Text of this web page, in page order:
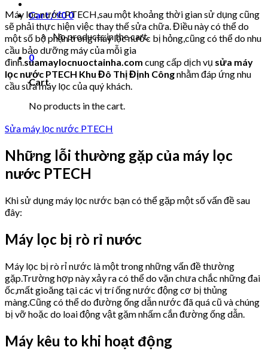
Cart /₫00
No products in the cart.
0
Cart
No products in the cart.
Máy lọc nước PTECH,sau một khoảng thời gian sử dụng cũng
sẽ phải thực hiện việc thay thế sửa chữa. Điều này có thể do
một số bộ phận trong máy lọc nước bị hỏng,cũng có thể do nhu
cầu bảo dưỡng máy của mỗi gia
đình.suamaylocnuoctainha.com cung cấp dịch vụ sửa máy
lọc nước PTECH Khu Đô Thị Định Côngnhằm đáp ứng nhu
cầu sửa máy lọc của quý khách.
Sửa máy lọc nước PTECH
Những lỗi thường gặp của máy lọc
nước PTECH
Khi sử dụng máy lọc nước bạn có thể gặp một số vấn đề sau
đây:
Máy lọc bị rò rỉ nước
Máy lọc bị rò rỉ nước là một trong những vấn đề thường
gặp.Trường hợp này xảy ra có thể do vặn chưa chắc những đai
ốc,mất gioăng tại các vị trí ống nước động cơ bị thủng
màng.Cũng có thể do đường ống dẫn nước đã quá cũ và chúng
bị vỡ hoặc do loai động vật gặm nhấm cắn đường ống dẫn.
Máy kêu to khi hoạt động